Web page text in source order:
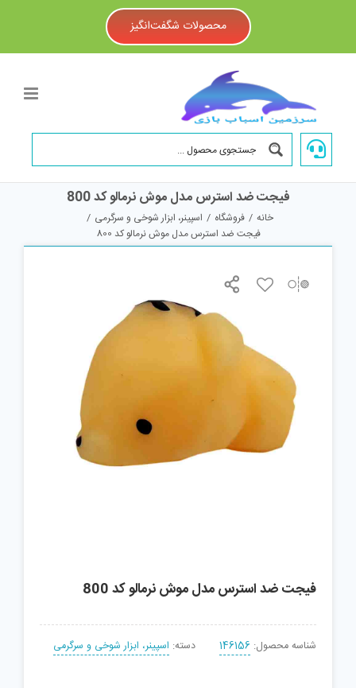
محصولات شگفت‌انگیز
فیجت ضد استرس مدل موش نرمالو کد 800
خانه / فروشگاه / اسپینر، ابزار شوخی و سرگرمی /
فیجت ضد استرس مدل موش نرمالو کد 800
فیجت ضد استرس مدل موش نرمالو کد 800
شناسه محصول: 146156 دسته: اسپینر، ابزار شوخی و سرگرمی